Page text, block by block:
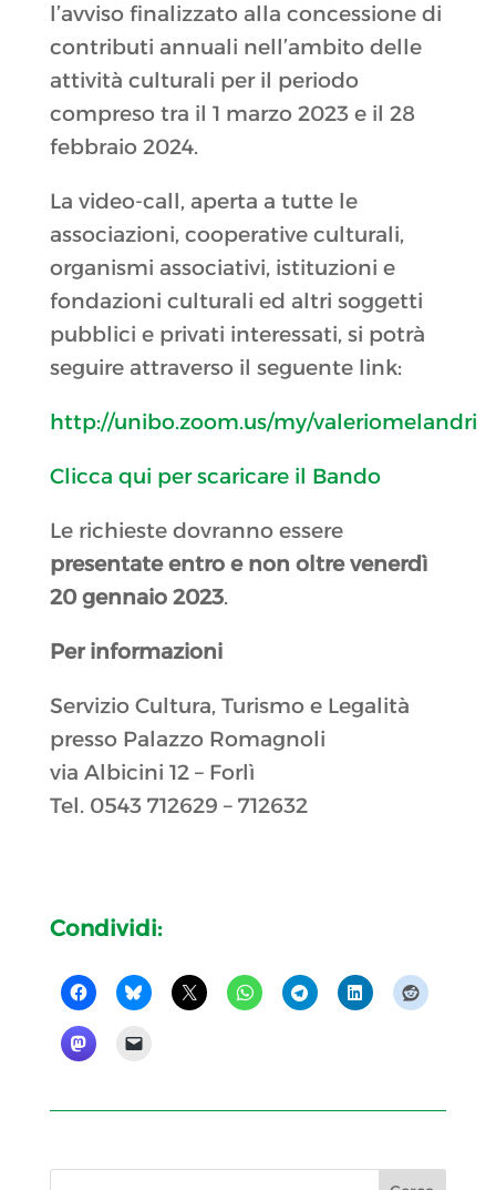
l’avviso finalizzato alla concessione di
contributi annuali nell’ambito delle
attività culturali per il periodo
compreso tra il 1 marzo 2023 e il 28
febbraio 2024.
La video-call, aperta a tutte le
associazioni, cooperative culturali,
organismi associativi, istituzioni e
fondazioni culturali ed altri soggetti
pubblici e privati interessati, si potrà
seguire attraverso il seguente link:
http://unibo.zoom.us/my/valeriomelandri
Clicca qui per scaricare il Bando
Le richieste dovranno essere
presentate entro e non oltre venerdì
20 gennaio 2023.
Per informazioni
Servizio Cultura, Turismo e Legalità
presso Palazzo Romagnoli
via Albicini 12 – Forlì
Tel. 0543 712629 – 712632
Condividi: